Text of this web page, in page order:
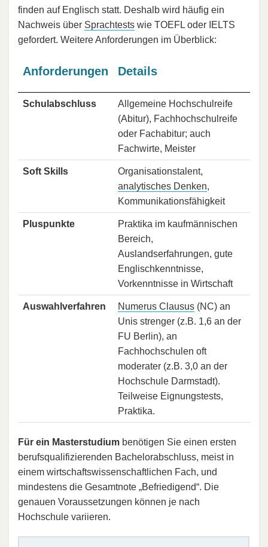
finden auf Englisch statt. Deshalb wird häufig ein
Nachweis über Sprachtests wie TOEFL oder IELTS
gefordert. Weitere Anforderungen im Überblick:
Anforderungen Details
Schulabschluss
Allgemeine Hochschulreife
(Abitur), Fachhochschulreife
oder Fachabitur; auch
Fachwirte, Meister
Soft Skills
Organisationstalent,
analytisches Denken,
Kommunikationsfähigkeit
Pluspunkte
Praktika im kaufmännischen
Bereich,
Auslandserfahrungen, gute
Englischkenntnisse,
Vorkenntnisse in Wirtschaft
Auswahlverfahren Numerus Clausus (NC) an
Unis strenger (z.B. 1,6 an der
FU Berlin), an
Fachhochschulen oft
moderater (z.B. 3,0 an der
Hochschule Darmstadt).
Teilweise Eignungstests,
Praktika.
Für ein Masterstudium benötigen Sie einen ersten
berufsqualifizierenden Bachelorabschluss, meist in
einem wirtschaftswissenschaftlichen Fach, und
mindestens die Gesamtnote „Befriedigend“. Die
genauen Voraussetzungen können je nach
Hochschule variieren.